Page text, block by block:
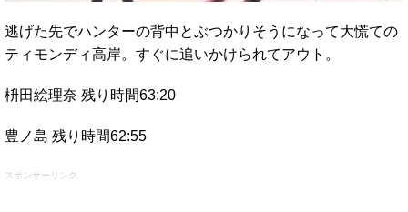
逃げた先でハンターの背中とぶつかりそうになって大慌ての
ティモンディ高岸。すぐに追いかけられてアウト。
枡田絵理奈 残り時間63:20
豊ノ島 残り時間62:55
スポンサーリンク